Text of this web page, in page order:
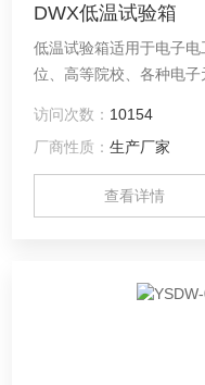
DWX低温试验箱
低温试验箱适用于电子
位、高等院校、各种电子
各性能指标。
访问次数： 10154
厂商性质：生产厂家
查看详情